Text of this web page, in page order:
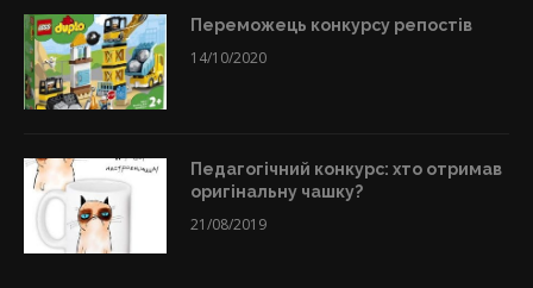
Переможець конкурсу репостів
14/10/2020
Педагогічний конкурс: хто отримав
оригінальну чашку?
21/08/2019